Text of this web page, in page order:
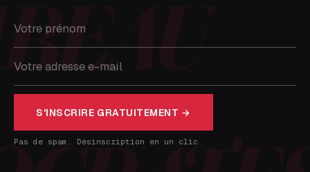
S'INSCRIRE GRATUITEMENT →
Pas de spam. Désinscription en un clic.